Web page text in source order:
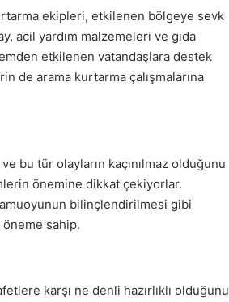
ekipleri, etkilenen bölgeye sevk
acil yardım malzemeleri ve gıda
etkilenen vatandaşlara destek
de arama kurtarma çalışmalarına
bu tür olayların kaçınılmaz olduğunu
önemine dikkat çekiyorlar.
bilinçlendirilmesi gibi
sahip.
karşı ne denli hazırlıklı olduğunu